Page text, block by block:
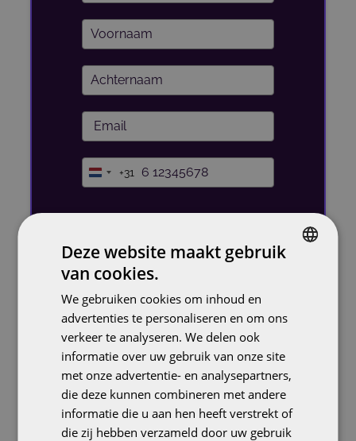
Deze website maakt gebruik
van cookies.
We gebruiken cookies om inhoud en
advertenties te personaliseren en om ons
verkeer te analyseren. We delen ook
informatie over uw gebruik van onze site
met onze advertentie- en analysepartners,
die deze kunnen combineren met andere
informatie die u aan hen heeft verstrekt of
die zij hebben verzameld door uw gebruik